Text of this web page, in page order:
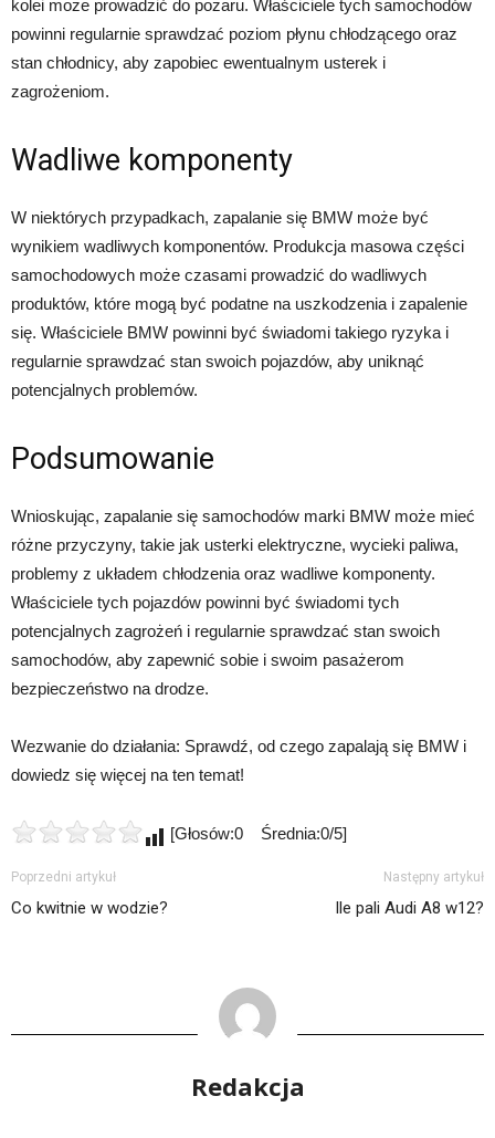
kolei może prowadzić do pożaru. Właściciele tych samochodów
powinni regularnie sprawdzać poziom płynu chłodzącego oraz
stan chłodnicy, aby zapobiec ewentualnym usterek i
zagrożeniom.
Wadliwe komponenty
W niektórych przypadkach, zapalanie się BMW może być
wynikiem wadliwych komponentów. Produkcja masowa części
samochodowych może czasami prowadzić do wadliwych
produktów, które mogą być podatne na uszkodzenia i zapalenie
się. Właściciele BMW powinni być świadomi takiego ryzyka i
regularnie sprawdzać stan swoich pojazdów, aby uniknąć
potencjalnych problemów.
Podsumowanie
Wnioskując, zapalanie się samochodów marki BMW może mieć
różne przyczyny, takie jak usterki elektryczne, wycieki paliwa,
problemy z układem chłodzenia oraz wadliwe komponenty.
Właściciele tych pojazdów powinni być świadomi tych
potencjalnych zagrożeń i regularnie sprawdzać stan swoich
samochodów, aby zapewnić sobie i swoim pasażerom
bezpieczeństwo na drodze.
Wezwanie do działania: Sprawdź, od czego zapalają się BMW i
dowiedz się więcej na ten temat!
[Głosów:0 Średnia:0/5]
Poprzedni artykuł
Co kwitnie w wodzie?
Następny artykuł
Ile pali Audi A8 w12?
Redakcja